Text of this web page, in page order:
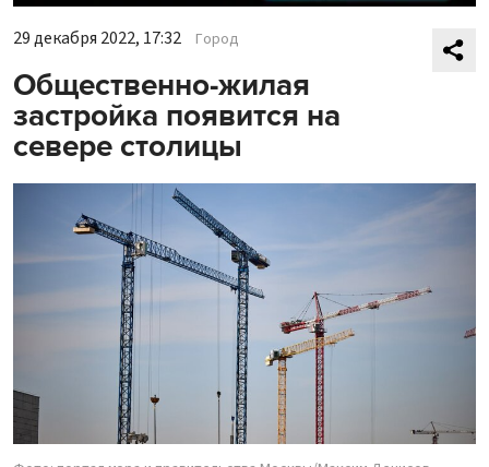
29 декабря 2022, 17:32 Город
Общественно-жилая
застройка появится на
севере столицы